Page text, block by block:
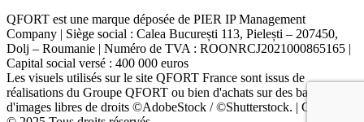
QFORT est une marque déposée de PIER IP Management
Company | Siège social : Calea București 113, Pielești – 207450,
Dolj – Roumanie | Numéro de TVA : ROONRCJ2021000865165 |
Capital social versé : 400 000 euros
Les visuels utilisés sur le site QFORT France sont issus de
réalisations du Groupe QFORT ou bien d'achats sur des banques
d'images libres de droits ©AdobeStock / ©Shutterstock. | Copyright